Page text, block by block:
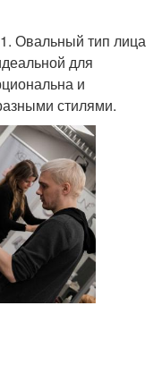
Овальный тип лица
для
и
стилями.